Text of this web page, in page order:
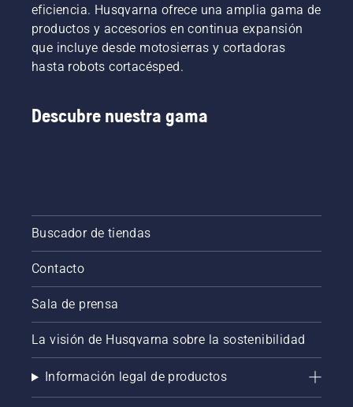
eficiencia. Husqvarna ofrece una amplia gama de
productos y accesorios en continua expansión
que incluye desde motosierras y cortadoras
hasta robots cortacésped.
Descubre nuestra gama
Buscador de tiendas
Contacto
Sala de prensa
La visión de Husqvarna sobre la sostenibilidad
Información legal de productos